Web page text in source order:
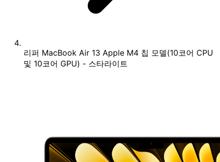
리퍼 MacBook Air 13 Apple M4 칩 모델(10코어 CPU
및 10코어 GPU) - 스타라이트